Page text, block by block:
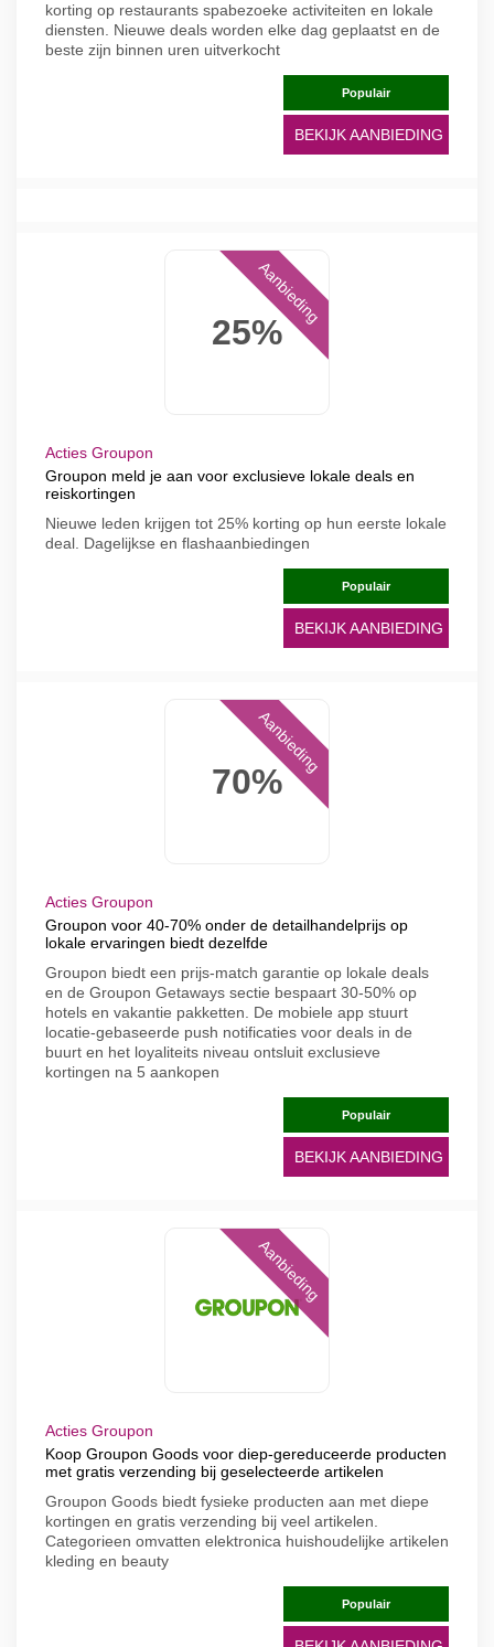
korting op restaurants spabezoeke activiteiten en lokale
diensten. Nieuwe deals worden elke dag geplaatst en de
beste zijn binnen uren uitverkocht
Populair
BEKIJK AANBIEDING
25%
Aanbieding
Acties Groupon
Groupon meld je aan voor exclusieve lokale deals en
reiskortingen
Nieuwe leden krijgen tot 25% korting op hun eerste lokale
deal. Dagelijkse en flashaanbiedingen
Populair
BEKIJK AANBIEDING
70%
Aanbieding
Acties Groupon
Groupon voor 40-70% onder de detailhandelprijs op
lokale ervaringen biedt dezelfde
Groupon biedt een prijs-match garantie op lokale deals
en de Groupon Getaways sectie bespaart 30-50% op
hotels en vakantie pakketten. De mobiele app stuurt
locatie-gebaseerde push notificaties voor deals in de
buurt en het loyaliteits niveau ontsluit exclusieve
kortingen na 5 aankopen
Populair
BEKIJK AANBIEDING
Aanbieding
Acties Groupon
Koop Groupon Goods voor diep-gereduceerde producten
met gratis verzending bij geselecteerde artikelen
Groupon Goods biedt fysieke producten aan met diepe
kortingen en gratis verzending bij veel artikelen.
Categorieen omvatten elektronica huishoudelijke artikelen
kleding en beauty
Populair